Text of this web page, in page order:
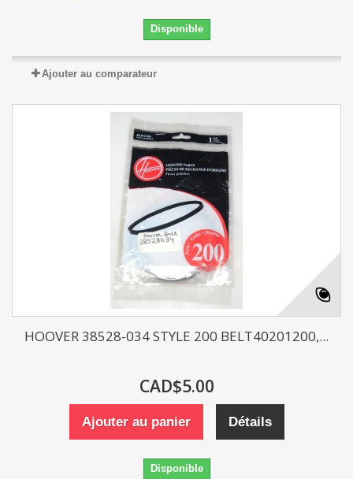
Disponible
Ajouter au comparateur
HOOVER 38528-034 STYLE 200 BELT40201200,...
CAD$5.00
Ajouter au panier Détails
Disponible